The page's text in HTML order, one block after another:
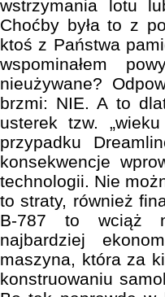
wstrzymania lotu
Choćby była to z
ktoś z Państwa
wspominałem
nieużywane?
brzmi: NIE. A to
usterek tzw.
przypadku
konsekwencje
technologii. Nie
to straty, również
B-787 to wciąż
najbardziej
maszyna, która za
konstruowaniu